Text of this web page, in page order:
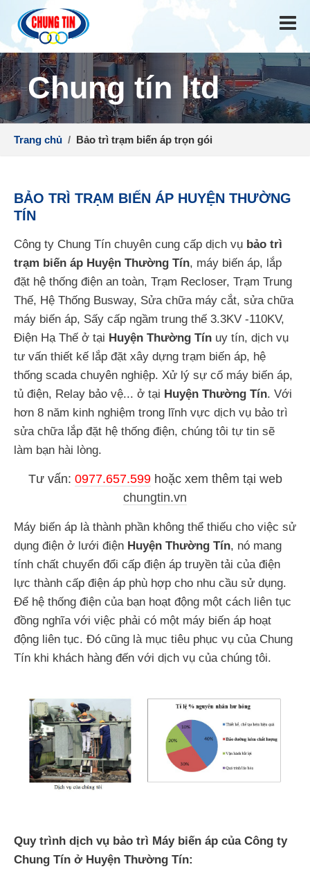
Chung tín ltd
Trang chủ / Bảo trì trạm biến áp trọn gói
BẢO TRÌ TRẠM BIẾN ÁP HUYỆN THƯỜNG
TÍN
Công ty Chung Tín chuyên cung cấp dịch vụ bảo trì
trạm biến áp Huyện Thường Tín, máy biến áp, lắp
đặt hệ thống điện an toàn, Trạm Recloser, Trạm Trung
Thế, Hệ Thống Busway, Sửa chữa máy cắt, sửa chữa
máy biến áp, Sấy cấp ngầm trung thế 3.3KV -110KV,
Điện Hạ Thế ở tại Huyện Thường Tín uy tín, dịch vụ
tư vấn thiết kế lắp đặt xây dựng trạm biến áp, hệ
thống scada chuyên nghiệp. Xử lý sự cố máy biến áp,
tủ điện, Relay bảo vệ... ở tại Huyện Thường Tín. Với
hơn 8 năm kinh nghiệm trong lĩnh vực dịch vụ bảo trì
sửa chữa lắp đặt hệ thống điện, chúng tôi tự tin sẽ
làm bạn hài lòng.
Tư vấn: 0977.657.599hoặc xem thêm tại web
chungtin.vn
Máy biến áp là thành phần không thể thiếu cho việc sử
dụng điện ở lưới điện Huyện Thường Tín, nó mang
tính chất chuyển đổi cấp điện áp truyền tải của điện
lực thành cấp điện áp phù hợp cho nhu cầu sử dụng.
Để hệ thống điện của bạn hoạt động một cách liên tục
đồng nghĩa với việc phải có một máy biến áp hoạt
động liên tục. Đó cũng là mục tiêu phục vụ của Chung
Tín khi khách hàng đến với dịch vụ của chúng tôi.
Quy trình dịch vụ bảo trì Máy biến áp của Công ty
Chung Tín ở Huyện Thường Tín: